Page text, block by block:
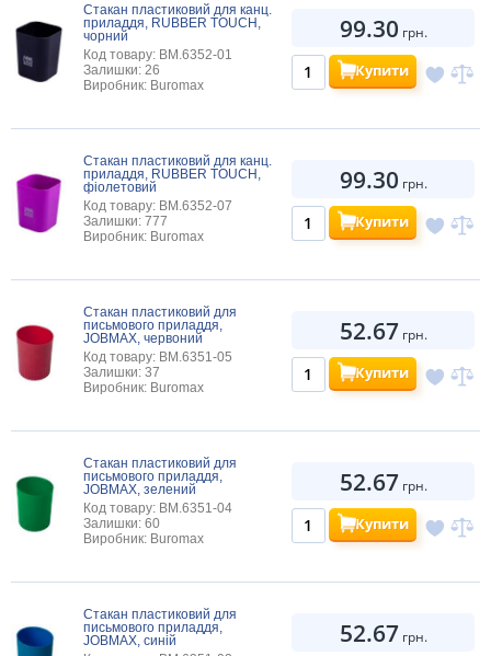
Стакан пластиковий для канц.
приладдя, RUBBER TOUCH,
чорний
Код товару: BM.6352-01
Залишки: 26
Виробник: Buromax
99.30 грн.
Купити
Стакан пластиковий для канц.
приладдя, RUBBER TOUCH,
фіолетовий
Код товару: BM.6352-07
Залишки: 777
Виробник: Buromax
99.30 грн.
Купити
Стакан пластиковий для
письмового приладдя,
JOBMAX, червоний
Код товару: BM.6351-05
Залишки: 37
Виробник: Buromax
52.67 грн.
Купити
Стакан пластиковий для
письмового приладдя,
JOBMAX, зелений
Код товару: BM.6351-04
Залишки: 60
Виробник: Buromax
52.67 грн.
Купити
Стакан пластиковий для
письмового приладдя,
JOBMAX, синій
52.67 грн.